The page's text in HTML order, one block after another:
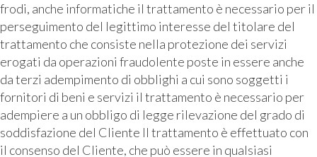
frodi, anche informatiche il trattamento è necessario per il
perseguimento del legittimo interesse del titolare del
trattamento che consiste nella protezione dei servizi
erogati da operazioni fraudolente poste in essere anche
da terzi adempimento di obblighi a cui sono soggetti i
fornitori di beni e servizi il trattamento è necessario per
adempiere a un obbligo di legge rilevazione del grado di
soddisfazione del Cliente Il trattamento è effettuato con
il consenso del Cliente, che può essere in qualsiasi